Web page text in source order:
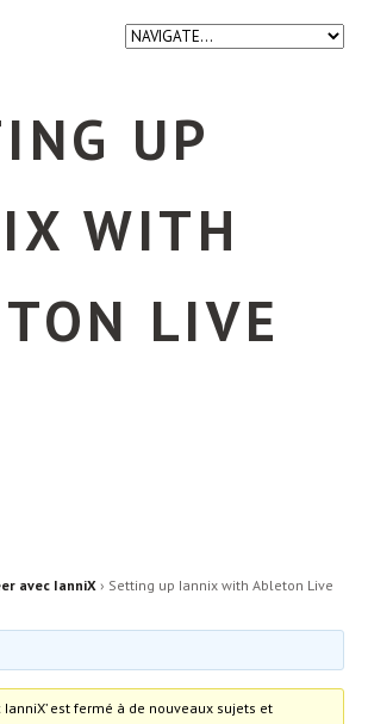
UP
WITH
LIVE
avec IanniX› Setting up Iannix with Ableton Live
IanniX’ est fermé à de nouveaux sujets et